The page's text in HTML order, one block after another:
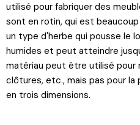
utilisé pour fabriquer des
sont en rotin, qui est
un type d'herbe qui pousse le
humides et peut atteindre
matériau peut être utilisé pour
clôtures, etc., mais pas pour
en trois dimensions.